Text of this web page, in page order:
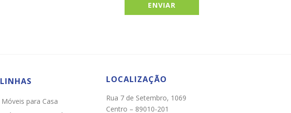
LINHAS
Móveis para Casa
LOCALIZAÇÃO
Rua 7 de Setembro, 1069
Centro – 89010-201
Por favor, preencha os campos abaixo para
conversar e teremos todo o prazer em